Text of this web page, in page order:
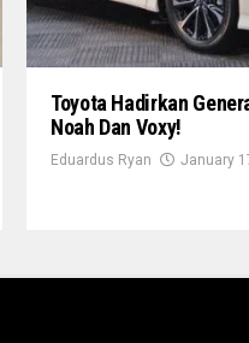
Toyota Hadirkan
Noah Dan Voxy!
Eduardus Ryan January